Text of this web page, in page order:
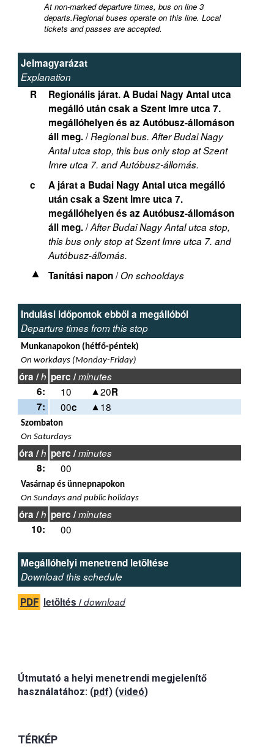
At non-marked departure times, bus on line 3
departs.Regional buses operate on this line. Local
tickets and passes are accepted.
Jelmagyarázat
Explanation
R
Regionális járat. A Budai Nagy Antal utca
megálló után csak a Szent Imre utca 7.
megállóhelyen és az Autóbusz-állomáson
áll meg./Regional bus. After Budai Nagy
Antal utca stop, this bus only stop at Szent
Imre utca 7. and Autóbusz-állomás.
c
A járat a Budai Nagy Antal utca megálló
után csak a Szent Imre utca 7.
megállóhelyen és az Autóbusz-állomáson
áll meg./After Budai Nagy Antal utca stop,
this bus only stop at Szent Imre utca 7. and
Autóbusz-állomás.
Tanítási napon/On schooldays
Indulási időpontok ebből a megállóból
Departure times from this stop
Munkanapokon (hétfő-péntek)
On workdays (Monday-Friday)
óra /h perc /minutes
6: 10 20R
7:
00c 18
Szombaton
On Saturdays
óra /h perc /minutes
8: 00
Vasárnap és ünnepnapokon
On Sundays and public holidays
óra /h perc /minutes
10: 00
Megállóhelyi menetrend letöltése
Download this schedule
PDF letöltés /download
Útmutató a helyi menetrendi megjelenítő
használatához: (pdf) (videó)
TÉRKÉP